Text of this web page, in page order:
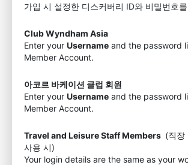
가입 시 설정한 디스커버리 ID와 비밀번호
Club Wyndham Asia
Enter your Username and the password
Member Account.
아코르 바케이션 클럽 회원
Enter your Username and the password
Member Account.
Travel and Leisure Staff Members (직장
사용 시)
Your login details are the same as your